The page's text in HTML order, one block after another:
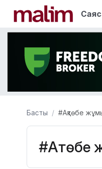
Басты #Ақтөбе